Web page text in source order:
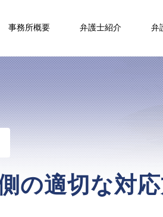
事務所概要 弁護士紹介 弁
の適切な対